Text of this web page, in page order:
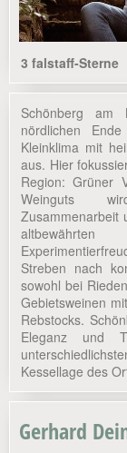
3 falstaff-Sterne
Schönberg am
nördlichen
Kleinklima mit
aus. Hier
Region: Grüner
Weinguts
Zusammenarbeit
Streben nach
sowohl bei
Gebietsweinen
Rebstocks.
Eleganz und
Kessellage des
Gerhard